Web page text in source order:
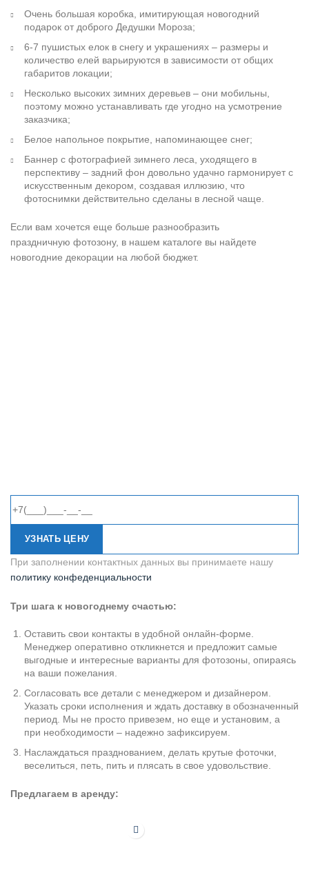
Очень большая коробка, имитирующая новогодний
подарок от доброго Дедушки Мороза;
6-7 пушистых елок в снегу и украшениях – размеры и
количество елей варьируются в зависимости от общих
габаритов локации;
Несколько высоких зимних деревьев – они мобильны,
поэтому можно устанавливать где угодно на усмотрение
заказчика;
Белое напольное покрытие, напоминающее снег;
Баннер с фотографией зимнего леса, уходящего в
перспективу – задний фон довольно удачно гармонирует с
искусственным декором, создавая иллюзию, что
фотоснимки действительно сделаны в лесной чаще.
Если вам хочется еще больше разнообразить
праздничную фотозону, в нашем каталоге вы найдете
новогодние декорации на любой бюджет.
УЗНАТЬ ЦЕНУ
При заполнении контактных данных вы принимаете нашу
политику конфеденциальности
Три шага к новогоднему счастью:
Оставить свои контакты в удобной онлайн-форме.
Менеджер оперативно откликнется и предложит самые
выгодные и интересные варианты для фотозоны, опираясь
на ваши пожелания.
Согласовать все детали с менеджером и дизайнером.
Указать сроки исполнения и ждать доставку в обозначенный
период. Мы не просто привезем, но еще и установим, а
при необходимости – надежно зафиксируем.
Наслаждаться празднованием, делать крутые фоточки,
веселиться, петь, пить и плясать в свое удовольствие.
Предлагаем в аренду: